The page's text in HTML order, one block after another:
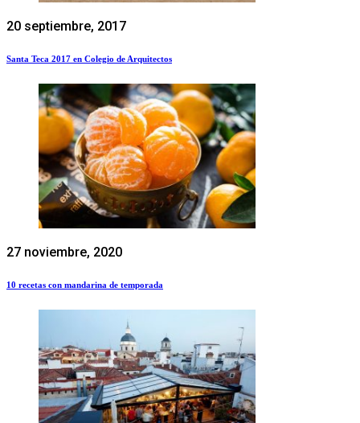
20 septiembre, 2017
Santa Teca 2017 en Colegio de Arquitectos
27 noviembre, 2020
10 recetas con mandarina de temporada